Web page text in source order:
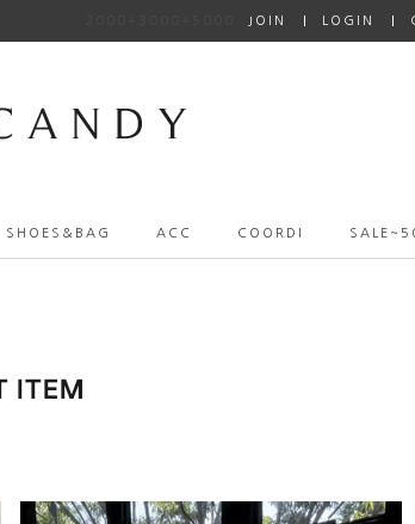
JOIN LOGIN
SHOES&BAG ACC COORDI